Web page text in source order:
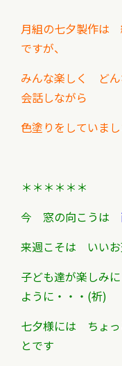
月組の七夕製作は
ですが、
みんな楽しく ど
会話しながら
色塗りをしていま
＊＊＊＊＊＊
今 窓の向こうは
来週こそは いい
子ども達が楽しみ
ように・・・(祈)
七夕様には ちょ
とです